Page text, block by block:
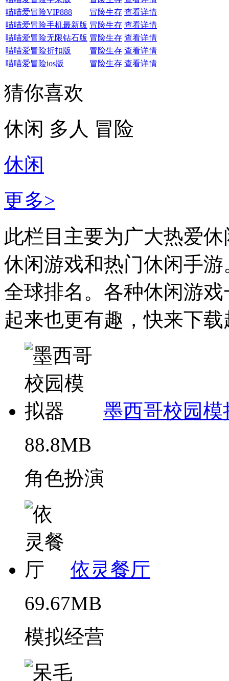
喵喵爱冒险VIP888
冒险生存 查看详情
喵喵爱冒险手机最新版 冒险生存 查看详情
喵喵爱冒险无限钻石版 冒险生存 查看详情
喵喵爱冒险折扣版
冒险生存 查看详情
喵喵爱冒险ios版
冒险生存 查看详情
猜你喜欢
休闲 多人 冒险
休闲
更多>
此栏目主要为广大热爱
休闲游戏和热门休闲手
全球排名。各种休闲游
起来也更有趣，快来下
墨西哥校园模
88.8MB
角色扮演
依灵餐厅
69.67MB
模拟经营